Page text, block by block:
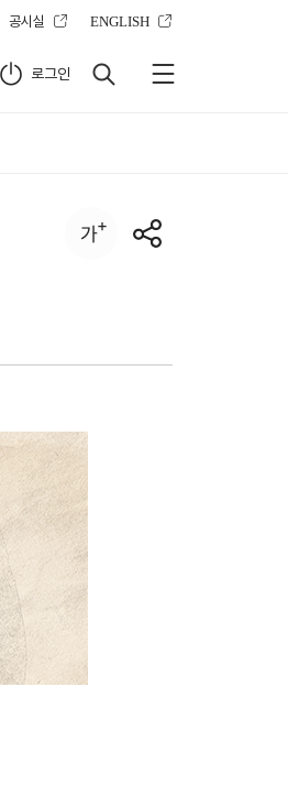
공시실 ENGLISH
로그인